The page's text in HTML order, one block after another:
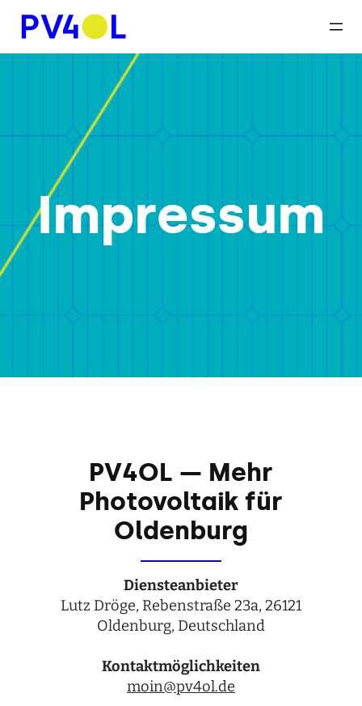
Impressum
PV4OL — Mehr
Photovoltaik für
Oldenburg
Diens­te­an­bie­ter
Lutz Dröge, Reben­straße 23a, 26121
Olden­burg, Deutsch­land
Kon­takt­mög­lich­kei­ten
moin@pv4ol.de